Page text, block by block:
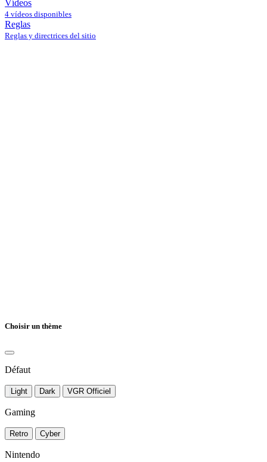
Vídeos
4 vídeos disponibles
Reglas
Reglas y directrices del sitio
Choisir un thème
Défaut
Light Dark VGR Officiel
Gaming
Retro Cyber
Nintendo